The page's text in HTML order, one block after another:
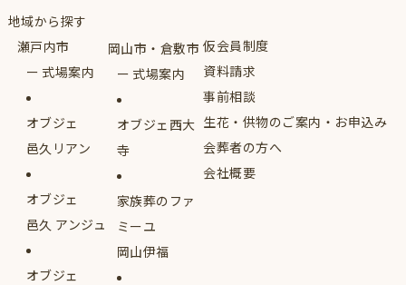
地域から探す
瀬戸内市
式場案内
オブジェ
邑久リアン
オブジェ
邑久 アンジュ
オブジェ
岡山市・倉敷市
式場案内
オブジェ西大
寺
家族葬のファ
ミーユ
岡山伊福
仮会員制度
資料請求
事前相談
生花・供物のご案内・お申込み
会葬者の方へ
会社概要